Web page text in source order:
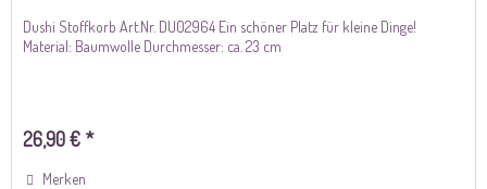
Dushi Stoffkorb Art.Nr. DU02964 Ein schöner Platz für kleine Dinge!
Material: Baumwolle Durchmesser: ca. 23 cm
26,90 € *
Merken